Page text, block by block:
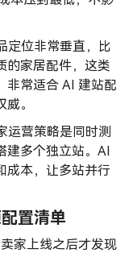
定位非常垂直，比
的家居配件，这类
非常适合 AI 建站配
。
运营策略是同时测
建多个独立站。AI
成本，让多站并行
置清单
家上线之后才发现